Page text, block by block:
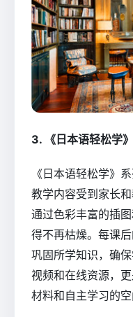
3. 《日本语轻松学
《日本语轻松学》
教学内容受到家长
通过色彩丰富的插
得不再枯燥。每课
巩固所学知识，确
视频和在线资源，
材料和自主学习的空